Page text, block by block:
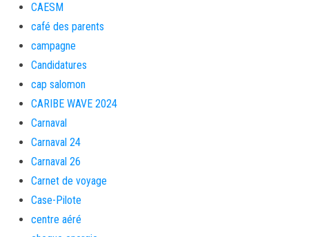
CAESM
café des parents
campagne
Candidatures
cap salomon
CARIBE WAVE 2024
Carnaval
Carnaval 24
Carnaval 26
Carnet de voyage
Case-Pilote
centre aéré